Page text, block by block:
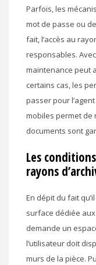
Parfois, les
mot de passe ou
fait, l’accès au
responsables.
maintenance peut
certains cas, les
passer pour
mobiles permet de
documents sont
Les
rayons
En dépit du fait
surface dédiée
demande un
l’utilisateur doit
murs de la pièce.